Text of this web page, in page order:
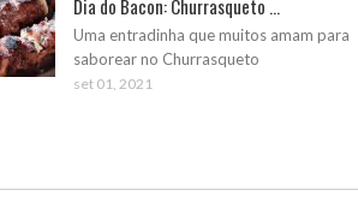
Dia do Bacon: Churrasqueto ...
Uma entradinha que muitos amam para
saborear no Churrasqueto
set 01, 2021